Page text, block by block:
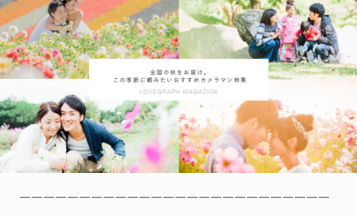
￣￣￣￣￣￣￣￣￣￣￣￣￣￣￣￣￣￣￣￣￣￣￣￣￣￣